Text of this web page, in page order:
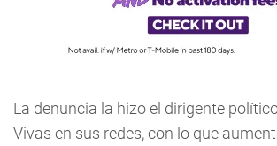
La denuncia la hizo el dirigente
Vivas en sus redes, con lo que